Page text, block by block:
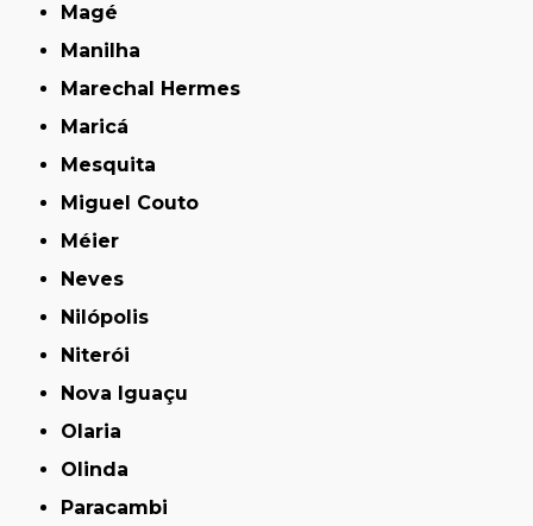
Magé
Manilha
Marechal Hermes
Maricá
Mesquita
Miguel Couto
Méier
Neves
Nilópolis
Niterói
Nova Iguaçu
Olaria
Olinda
Paracambi